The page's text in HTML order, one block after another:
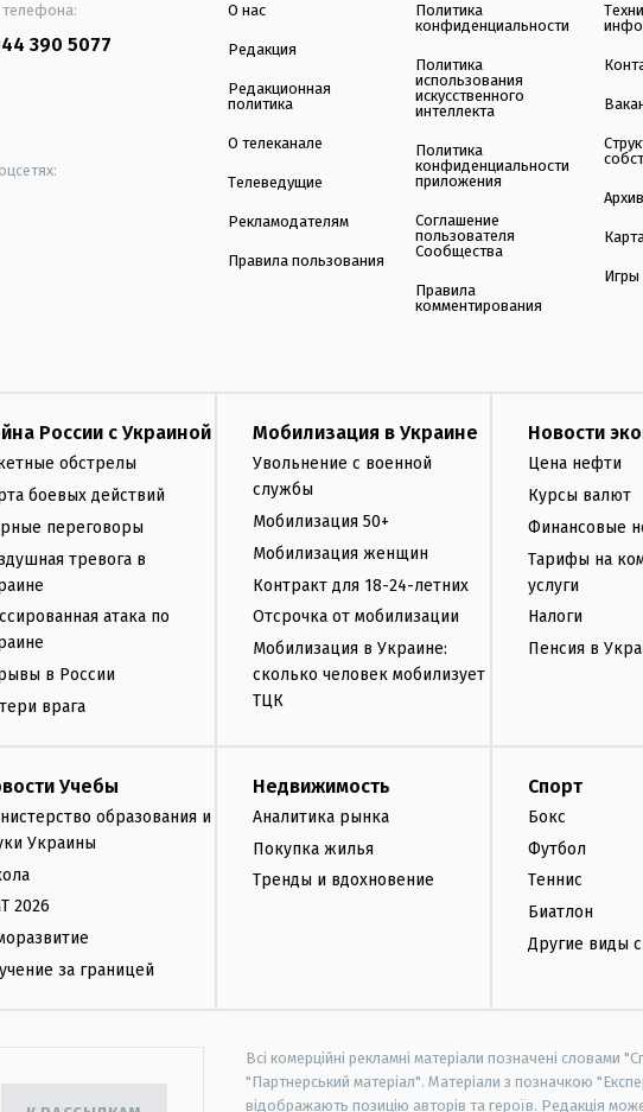
390 5077
О нас
Редакция
Редакционная
политика
О телеканале
Телеведущие
Рекламодателям
Правила пользования
Политика
конфиденциальности
Политика
использования
искусственного
интеллекта
Политика
конфиденциальности
приложения
Соглашение
пользователя
Сообщества
Правила
комментирования
Архив
Игры
России с Украиной
обстрелы
боевых действий
переговоры
тревога в
атака по
в России
врага
Мобилизация в Украине
Увольнение с военной
службы
Мобилизация 50+
Мобилизация женщин
Контракт для 18-24-летних
Отсрочка от мобилизации
Мобилизация в Украине:
сколько человек мобилизует
ТЦК
Новости
Цена нефти
Курсы валют
Финансовые
Тарифы на
услуги
Налоги
Пенсия в
Учебы
образования и
Украины
2026
за границей
Недвижимость
Аналитика рынка
Покупка жилья
Тренды и вдохновение
Спорт
Бокс
Футбол
Теннис
Биатлон
Другие виды
Всі комерційні рекламні матеріали позначені словами
"Партнерський матеріал". Матеріали з позначкою
відображають позицію авторів та героїв. Редакція може